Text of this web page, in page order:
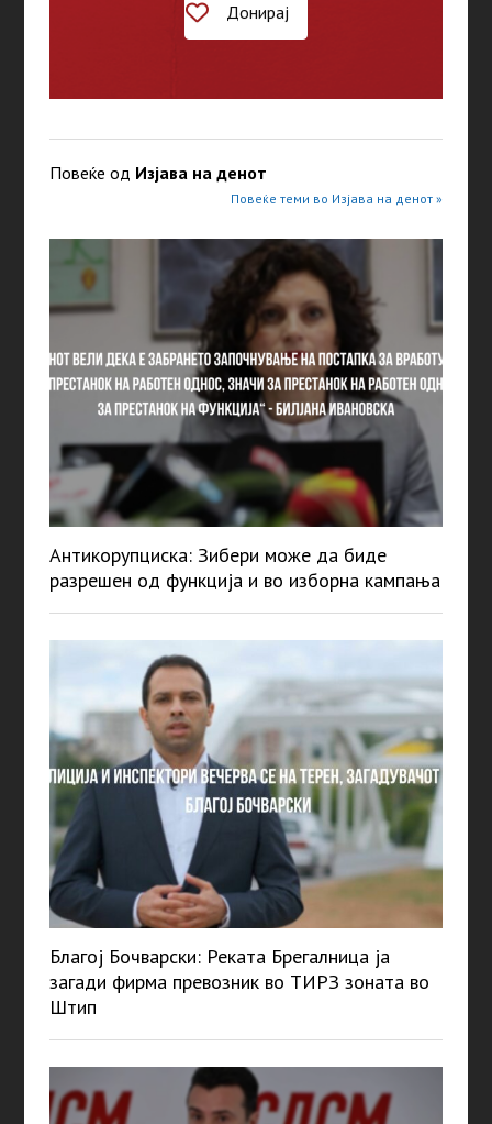
Донирај
Повеќе од Изјава на денот
Повеќе теми во Изјава на денот »
Антикорупциска: Зибери може да биде
разрешен од функција и во изборна кампања
Благој Бочварски: Реката Брегалница ја
загади фирма превозник во ТИРЗ зоната во
Штип